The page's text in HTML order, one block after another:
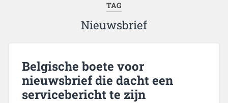
TAG
Nieuwsbrief
Belgische boete voor
nieuwsbrief die dacht een
servicebericht te zijn